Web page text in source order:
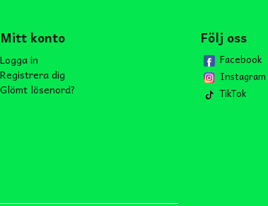
Mitt konto
Logga in
Registrera dig
Glömt lösenord?
Följ oss
Facebook
Instagram
TikTok